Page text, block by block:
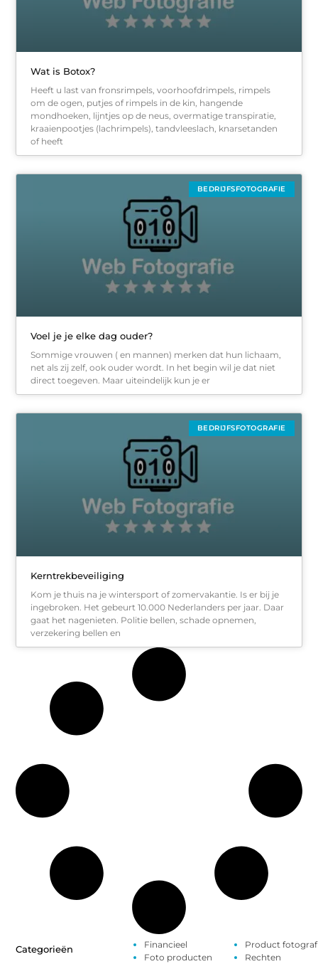
Wat is Botox?
Heeft u last van fronsrimpels, voorhoofdrimpels, rimpels
om de ogen, putjes of rimpels in de kin, hangende
mondhoeken, lijntjes op de neus, overmatige transpiratie,
kraaienpootjes (lachrimpels), tandvleeslach, knarsetanden
of heeft
BEDRIJFSFOTOGRAFIE
Voel je je elke dag ouder?
Sommige vrouwen ( en mannen) merken dat hun lichaam,
net als zij zelf, ook ouder wordt. In het begin wil je dat niet
direct toegeven. Maar uiteindelijk kun je er
BEDRIJFSFOTOGRAFIE
Kerntrekbeveiliging
Kom je thuis na je wintersport of zomervakantie. Is er bij je
ingebroken. Het gebeurt 10.000 Nederlanders per jaar. Daar
gaat het nagenieten. Politie bellen, schade opnemen,
verzekering bellen en
Categorieën
Financieel
Foto producten
Product
Rechten